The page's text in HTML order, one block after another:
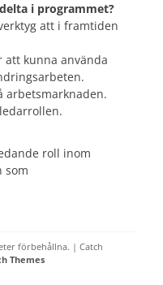
i programmet?
att i framtiden
att kunna använda
arbetsmarknaden.
roll inom
som
förbehållna. | Catch
Themes